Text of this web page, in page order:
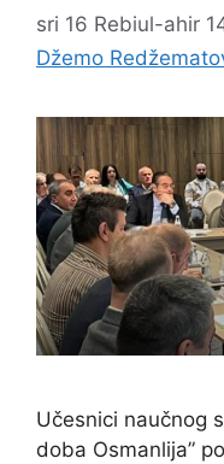
sri 16 Rebiul-ahir
Džemo
Učesnici naučnog
doba Osmanlija”